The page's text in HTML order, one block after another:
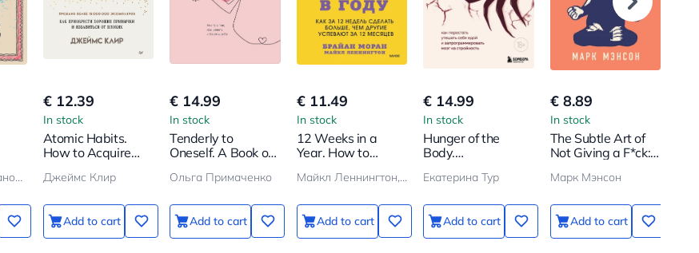
Людмила Петрановская
€ 12.39
In stock
Atomic Habits.
How to Acquire
Джеймс Клир
Add to cart
€ 14.99
In stock
Tenderly to
Oneself. A Book on
and Cherish
Ольга Примаченко
Add to cart
€ 11.49
In stock
12 Weeks in a
Year. How to
Weeks Than
Months
Майкл Леннингтон, Брайан Моран
Add to cart
€ 14.99
In stock
Hunger of the
Body.
Excess Weight.
Comforting Yourself
with Food and
Reprogram Your
Екатерина Тур
Add to cart
€ 8.89
In stock
The Subtle Art of
Not Giving a F*ck:
Way to Live a
Марк Мэнсон
Add to cart